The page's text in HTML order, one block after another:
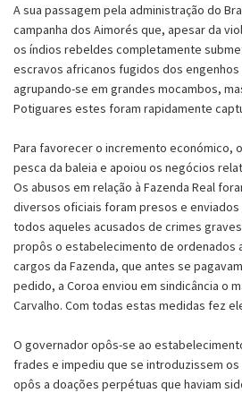
A sua passagem pela administração do
campanha dos Aimorés que, apesar da
os índios rebeldes completamente
escravos africanos fugidos dos engenhos
agrupando-se em grandes mocambos,
Potiguares estes foram rapidamente
Para favorecer o incremento económico,
pesca da baleia e apoiou os negócios
Os abusos em relação à Fazenda Real
diversos oficiais foram presos e enviados
todos aqueles acusados de crimes
propôs o estabelecimento de ordenados
cargos da Fazenda, que antes se
pedido, a Coroa enviou em sindicância o
Carvalho. Com todas estas medidas fez
O governador opôs-se ao
frades e impediu que se introduzissem
opôs a doações perpétuas que haviam